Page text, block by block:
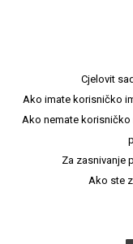
Cjelovit
Ako imate korisničko
Ako nemate
Za zasnivanje
Ako ste